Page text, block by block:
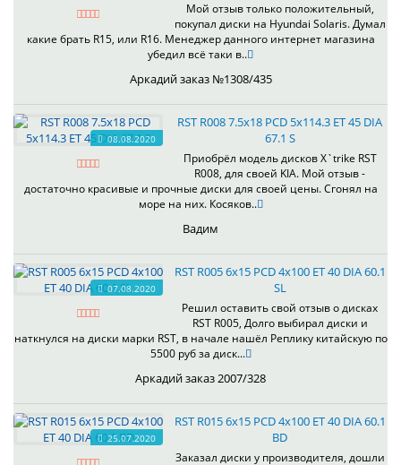
Мой отзыв только положительный,
покупал диски на Hyundai Solaris. Думал
какие брать R15, или R16. Менеджер данного интернет магазина
убедил всё таки в..
Аркадий заказ №1308/435
08.08.2020
RST R008 7.5x18 PCD 5x114.3 ET 45 DIA
67.1 S
Приобрёл модель дисков X`trike RST
R008, для своей KIA. Мой отзыв -
достаточно красивые и прочные диски для своей цены. Сгонял на
море на них. Косяков..
Вадим
07.08.2020
RST R005 6x15 PCD 4x100 ET 40 DIA 60.1
SL
Решил оставить свой отзыв о дисках
RST R005, Долго выбирал диски и
наткнулся на диски марки RST, в начале нашёл Реплику китайскую по
5500 руб за диск...
Аркадий заказ 2007/328
25.07.2020
RST R015 6x15 PCD 4x100 ET 40 DIA 60.1
BD
Заказал диски у производителя, дошли